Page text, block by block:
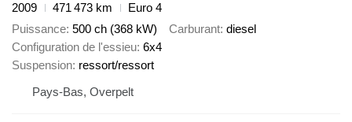
2009
471 473 km
Euro 4
Puissance 500 ch (368 kW) Carburant diesel
Configuration de l'essieu 6x4
Suspension ressort/ressort
Pays-Bas, Overpelt